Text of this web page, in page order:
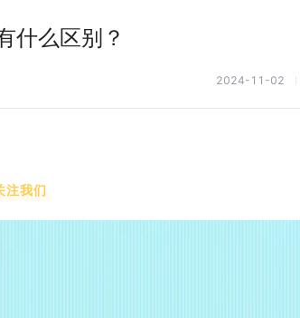
什么区别？
2024-11-02
注我们